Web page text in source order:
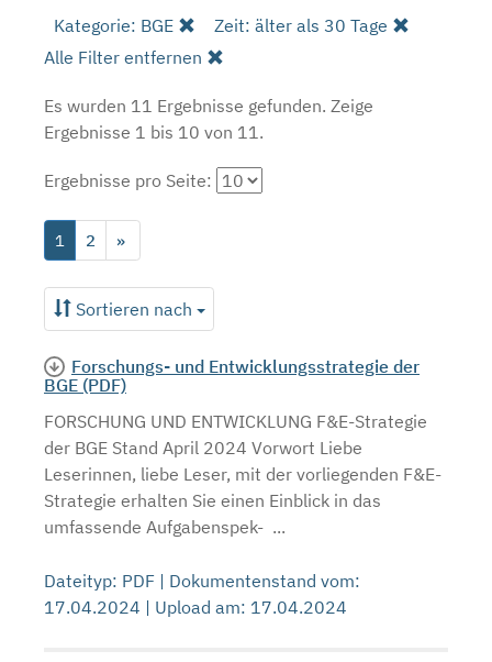
Kategorie: BGE
Zeit: älter als 30 Tage
Alle Filter entfernen
Es wurden 11 Ergebnisse gefunden. Zeige
Ergebnisse 1 bis 10 von 11.
Ergebnisse pro Seite:
1 2 »
Sortieren nach
Forschungs- und Entwicklungsstrategie der
BGE (PDF)
FORSCHUNG UND ENTWICKLUNG F&E-Strategie
der BGE Stand April 2024 Vorwort Liebe
Leserinnen, liebe Leser, mit der vorliegenden F&E-
Strategie erhalten Sie einen Einblick in das
umfassende Aufgabenspek- ...
Dateityp: PDF | Dokumentenstand vom:
17.04.2024 | Upload am: 17.04.2024